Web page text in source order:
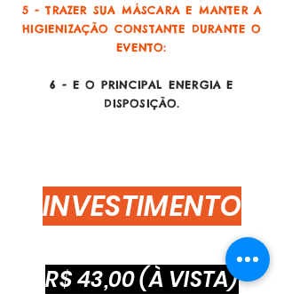
5 - TRAZER SUA MÁSCARA E MANTER A
HIGIENIZAÇÃO CONSTANTE DURANTE O
EVENTO:
6 - E O PRINCIPAL ENERGIA E
DISPOSIÇÃO.
INVESTIMENTO
R$ 43,00 (À VISTA)